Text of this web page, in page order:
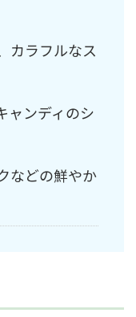
カラフルなス
ャンディのシ
などの鮮やか